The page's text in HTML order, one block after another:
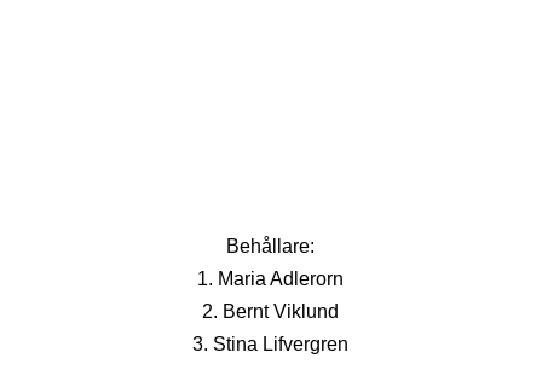
Behållare:
1. Maria Adlerorn
2. Bernt Viklund
3. Stina Lifvergren